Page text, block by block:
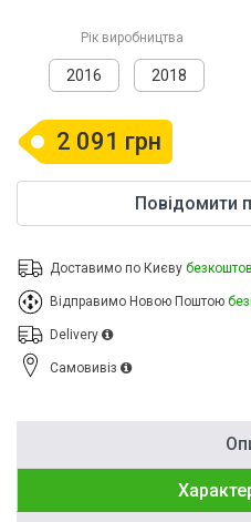
Рік виробництва
2016 2018
2 091 грн
Повідомити
Доставимо по Києву
Відправимо Новою Поштою
Delivery
Cамовивіз